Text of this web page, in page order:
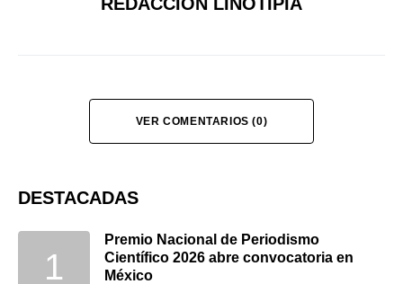
VER COMENTARIOS (0)
DESTACADAS
Premio Nacional de Periodismo
Científico 2026 abre convocatoria en
México